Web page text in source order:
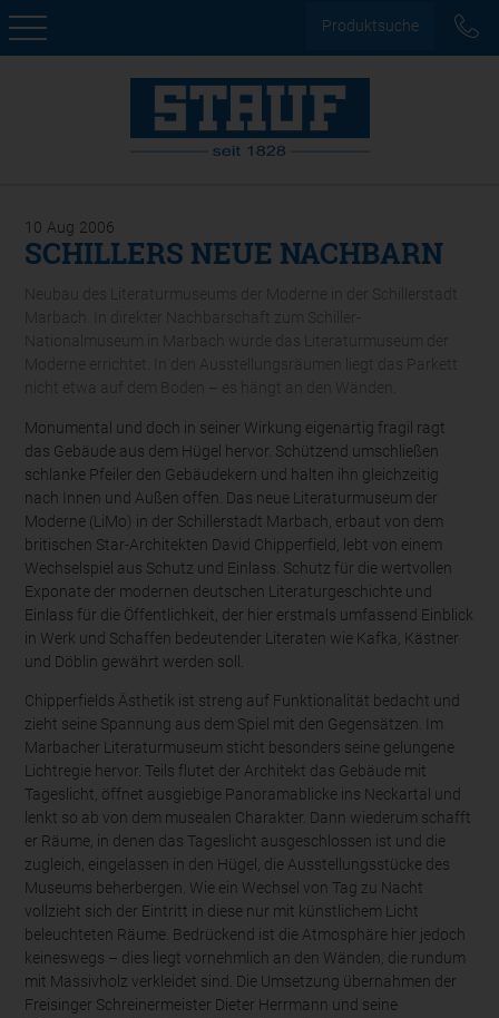
Produktsuche
10 Aug 2006
SCHILLERS NEUE NACHBARN
Neubau des Literaturmuseums der Moderne in der Schillerstadt
Marbach. In direkter Nachbarschaft zum Schiller-
Nationalmuseum in Marbach wurde das Literaturmuseum der
Moderne errichtet. In den Ausstellungsräumen liegt das Parkett
nicht etwa auf dem Boden – es hängt an den Wänden.
Monumental und doch in seiner Wirkung eigenartig fragil ragt
das Gebäude aus dem Hügel hervor. Schützend umschließen
schlanke Pfeiler den Gebäudekern und halten ihn gleichzeitig
nach Innen und Außen offen. Das neue Literaturmuseum der
Moderne (LiMo) in der Schillerstadt Marbach, erbaut von dem
britischen Star-Architekten David Chipperfield, lebt von einem
Wechselspiel aus Schutz und Einlass. Schutz für die wertvollen
Exponate der modernen deutschen Literaturgeschichte und
Einlass für die Öffentlichkeit, der hier erstmals umfassend Einblick
in Werk und Schaffen bedeutender Literaten wie Kafka, Kästner
und Döblin gewährt werden soll.
Chipperfields Ästhetik ist streng auf Funktionalität bedacht und
zieht seine Spannung aus dem Spiel mit den Gegensätzen. Im
Marbacher Literaturmuseum sticht besonders seine gelungene
Lichtregie hervor. Teils flutet der Architekt das Gebäude mit
Tageslicht, öffnet ausgiebige Panoramablicke ins Neckartal und
lenkt so ab von dem musealen Charakter. Dann wiederum schafft
er Räume, in denen das Tageslicht ausgeschlossen ist und die
zugleich, eingelassen in den Hügel, die Ausstellungsstücke des
Museums beherbergen. Wie ein Wechsel von Tag zu Nacht
vollzieht sich der Eintritt in diese nur mit künstlichem Licht
beleuchteten Räume. Bedrückend ist die Atmosphäre hier jedoch
keineswegs – dies liegt vornehmlich an den Wänden, die rundum
mit Massivholz verkleidet sind. Die Umsetzung übernahmen der
Freisinger Schreinermeister Dieter Herrmann und seine